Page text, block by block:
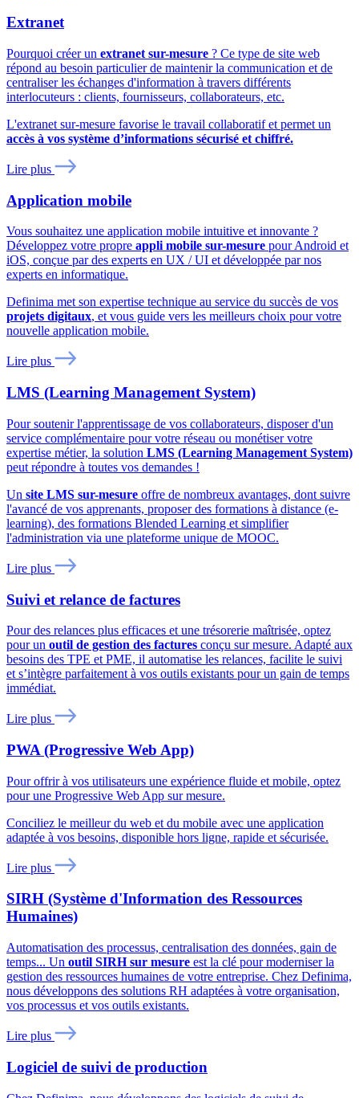
Extranet
Pourquoi créer un extranet sur-mesure ? Ce type de site web
répond au besoin particulier de maintenir la communication et de
centraliser les échanges d'information à travers différents
interlocuteurs : clients, fournisseurs, collaborateurs, etc.
L'extranet sur-mesure favorise le travail collaboratif et permet un
accès à vos système d’informations sécurisé et chiffré.
Lire plus
Application mobile
Vous souhaitez une application mobile intuitive et innovante ?
Développez votre propre appli mobile sur-mesure pour Android et
iOS, conçue par des experts en UX / UI et développée par nos
experts en informatique.
Definima met son expertise technique au service du succès de vos
projets digitaux, et vous guide vers les meilleurs choix pour votre
nouvelle application mobile.
Lire plus
LMS (Learning Management System)
Pour soutenir l'apprentissage de vos collaborateurs, disposer d'un
service complémentaire pour votre réseau ou monétiser votre
expertise métier, la solution LMS (Learning Management System)
peut répondre à toutes vos demandes !
Un site LMS sur-mesure offre de nombreux avantages, dont suivre
l'avancé de vos apprenants, proposer des formations à distance (e-
learning), des formations Blended Learning et simplifier
l'administration via une plateforme unique de MOOC.
Lire plus
Suivi et relance de factures
Pour des relances plus efficaces et une trésorerie maîtrisée, optez
pour un outil de gestion des factures conçu sur mesure. Adapté aux
besoins des TPE et PME, il automatise les relances, facilite le suivi
et s’intègre parfaitement à vos outils existants pour un gain de temps
immédiat.
Lire plus
PWA (Progressive Web App)
Pour offrir à vos utilisateurs une expérience fluide et mobile, optez
pour une Progressive Web App sur mesure.
Conciliez le meilleur du web et du mobile avec une application
adaptée à vos besoins, disponible hors ligne, rapide et sécurisée.
Lire plus
SIRH (Système d'Information des Ressources
Humaines)
Automatisation des processus, centralisation des données, gain de
temps... Un outil SIRH sur mesure est la clé pour moderniser la
gestion des ressources humaines de votre entreprise. Chez Definima,
nous développons des solutions RH adaptées à votre organisation,
vos processus et vos outils existants.
Lire plus
Logiciel de suivi de production